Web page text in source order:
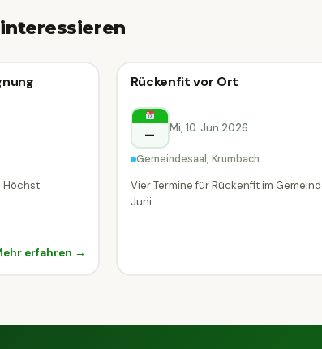
Höchst
erfahren →
Vortrag & Seminar
Krumbach
Vortrag & Seminar
Rückenfit vor Ort
– Mi, 10. Jun 2026
Gemeindesaal, Krumbach
Vier Termine für Rückenfit im
Juni.